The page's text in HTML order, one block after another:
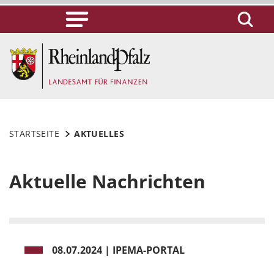
STARTSEITE AKTUELLES
Aktuelle Nachrichten
08.07.2024 | IPEMA-PORTAL